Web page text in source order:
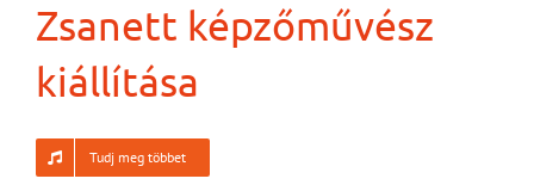
Zsanett képzőművész
kiállítása
Tudj meg többet